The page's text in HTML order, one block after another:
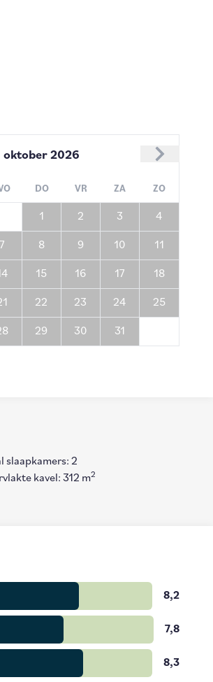
oktober 2026
DO VR ZA ZO
1 2 3 4
7 8 9 10 11
15 16 17 18
22 23 24 25
29 30 31
slaapkamers: 2
kavel: 312 m2
8,2
7,8
8,3